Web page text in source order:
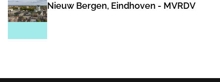
Nieuw Bergen, Eindhoven - MVRDV